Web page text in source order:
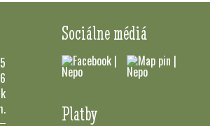
Sociálne médiá
Platby